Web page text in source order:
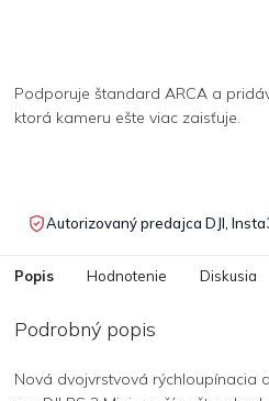
Podporuje štandard ARCA a
ktorá kameru ešte viac zaisťuje.
Autorizovaný predajca DJI,
Popis Hodnotenie Diskusia
Podrobný popis
Nová dvojvrstvová rýchloupínacia